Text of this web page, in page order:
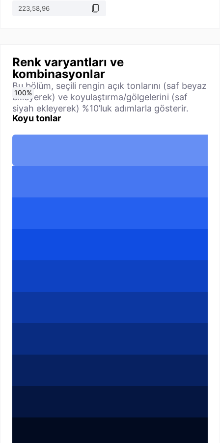
Renk varyantları ve
kombinasyonlar
Bu bölüm, seçili rengin açık tonlarını (saf beyaz
ekleyerek) ve koyulaştırma/gölgelerini (saf
siyah ekleyerek) %10’luk adımlarla gösterir.
Koyu tonlar
0%
10%
20%
30%
40%
50%
60%
70%
80%
90%
100%